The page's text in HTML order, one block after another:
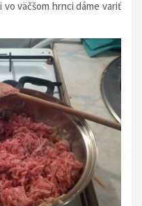
väčšom hrnci dáme variť